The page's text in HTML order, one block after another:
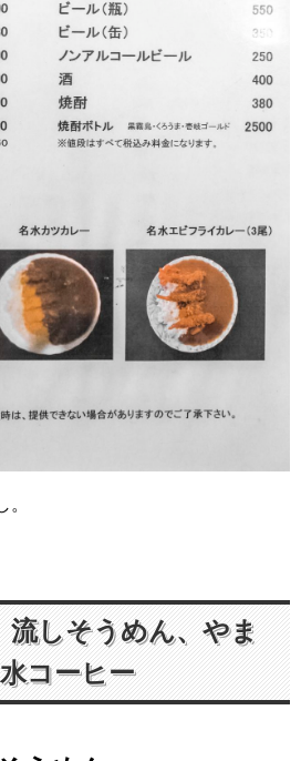
しそうめん、やま
コーヒー